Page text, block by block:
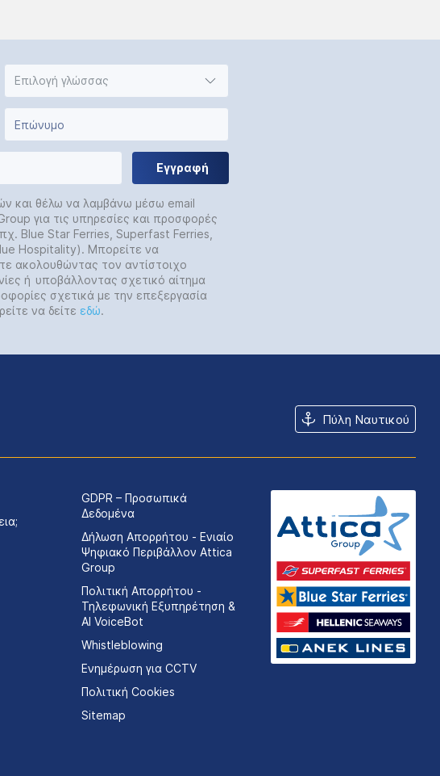
Επιλογή γλώσσας
Εγγραφή
και θέλω να λαμβάνω μέσω email
για τις υπηρεσίες και προσφορές
Blue Star Ferries, Superfast Ferries,
Hospitality). Μπορείτε να
ακολουθώντας τον αντίστοιχο
ή υποβάλλοντας σχετικό αίτημα
σχετικά με την επεξεργασία
να δείτε εδώ.
Πύλη Ναυτικού
GDPR – Προσωπικά
Δεδομένα
Δήλωση Απορρήτου - Ενιαίο
Ψηφιακό Περιβάλλον Attica
Group
Πολιτική Απορρήτου -
Τηλεφωνική Εξυπηρέτηση &
AI VoiceBot
Whistleblowing
Ενημέρωση για CCTV
Πολιτική Cookies
Sitemap